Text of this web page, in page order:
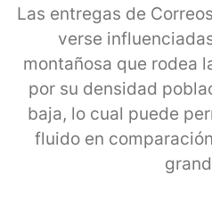
Las entregas de
verse
montañosa que rodea
por su densidad
baja, lo cual puede
fluido en